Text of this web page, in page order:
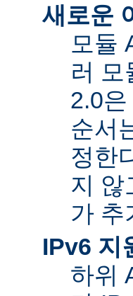
새로운
모듈
러 모
2.0
순서
정한
지 않
가 추
IPv6 지
하위